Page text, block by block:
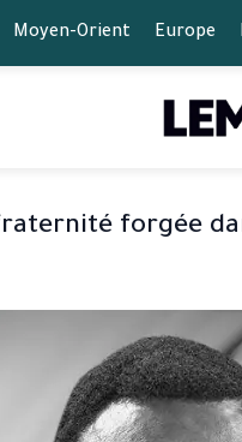
Moyen-Orient Europe
forgée